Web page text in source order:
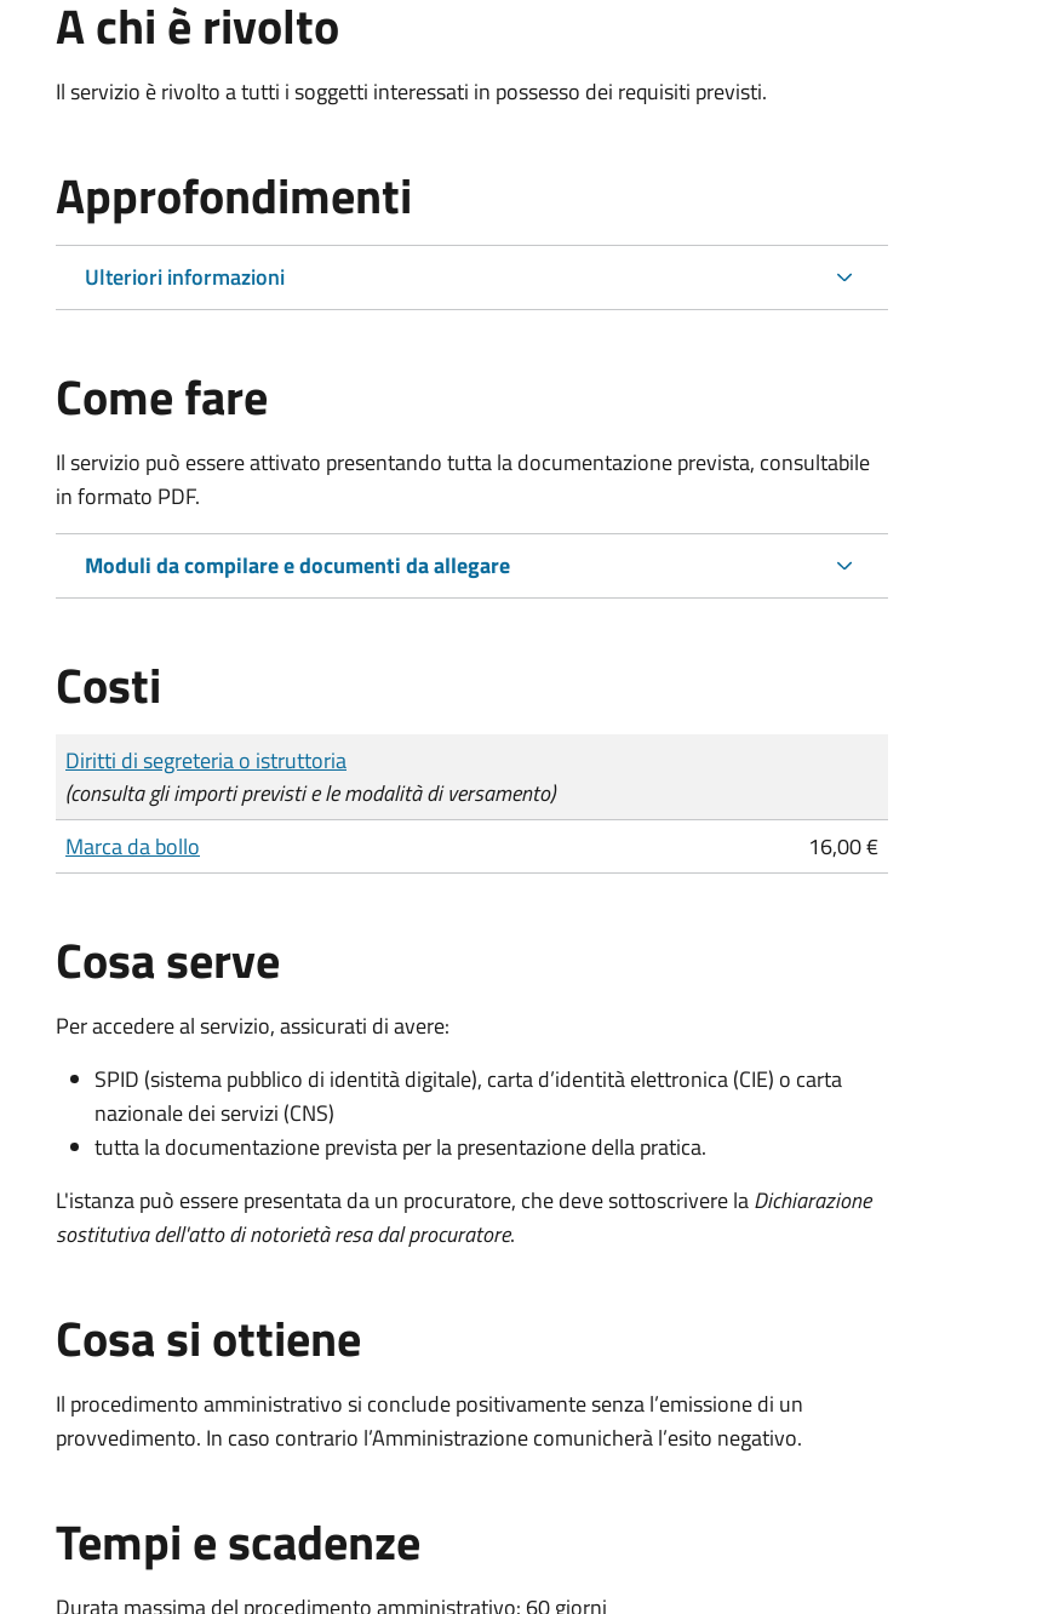
A chi è rivolto
Il servizio è rivolto a tutti i soggetti interessati in possesso dei requisiti previsti.
Approfondimenti
Ulteriori informazioni
Come fare
Il servizio può essere attivato presentando tutta la documentazione prevista, consultabile
in formato PDF.
Moduli da compilare e documenti da allegare
Costi
Tipo di pagamento
Importo
Diritti di segreteria o istruttoria
(consulta gli importi previsti e le modalità di versamento)
Marca da bollo
16,00 €
Cosa serve
Per accedere al servizio, assicurati di avere:
SPID (sistema pubblico di identità digitale), carta d’identità elettronica (CIE) o carta
nazionale dei servizi (CNS)
tutta la documentazione prevista per la presentazione della pratica.
L'istanza può essere presentata da un procuratore, che deve sottoscrivere laDichiarazione
sostitutiva dell'atto di notorietà resa dal procuratore.
Cosa si ottiene
Il procedimento amministrativo si conclude positivamente senza l’emissione di un
provvedimento. In caso contrario l’Amministrazione comunicherà l’esito negativo.
Tempi e scadenze
Durata massima del procedimento amministrativo: 60 giorni